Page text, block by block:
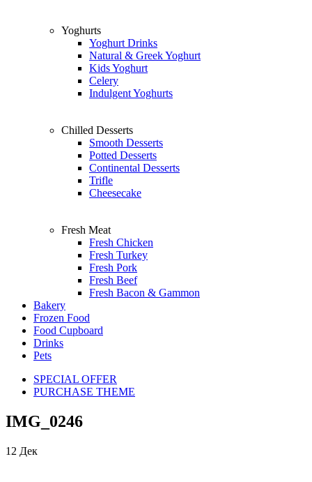
Yoghurts
Yoghurt Drinks
Natural & Greek Yoghurt
Kids Yoghurt
Celery
Indulgent Yoghurts
Chilled Desserts
Smooth Desserts
Potted Desserts
Continental Desserts
Trifle
Cheesecake
Fresh Meat
Fresh Chicken
Fresh Turkey
Fresh Pork
Fresh Beef
Fresh Bacon & Gammon
Bakery
Frozen Food
Food Cupboard
Drinks
Pets
SPECIAL OFFER
PURCHASE THEME
IMG_0246
12 Дек